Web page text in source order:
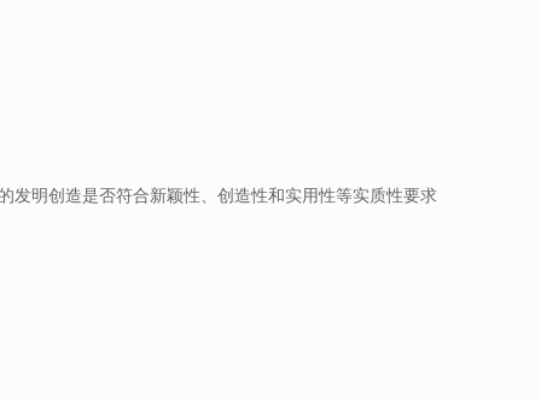
发明创造是否符合新颖性、创造性和实用性等实质性要求